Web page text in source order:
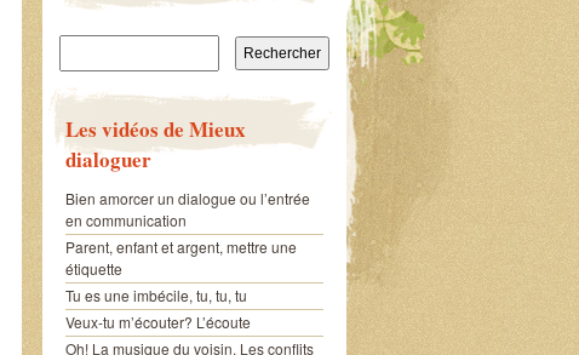
Rechercher :
Les vidéos de Mieux
dialoguer
Bien amorcer un dialogue ou l’entrée
en communication
Parent, enfant et argent, mettre une
étiquette
Tu es une imbécile, tu, tu, tu
Veux-tu m’écouter? L’écoute
Oh! La musique du voisin. Les conflits